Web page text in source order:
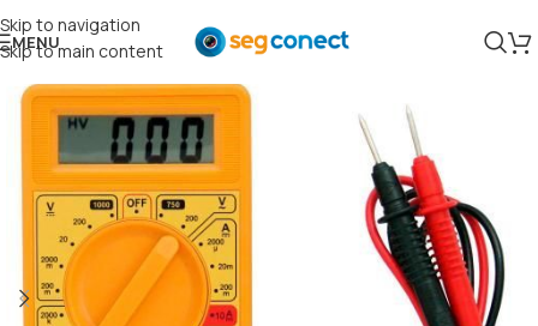
Skip to navigation
Skip to main content
MENU